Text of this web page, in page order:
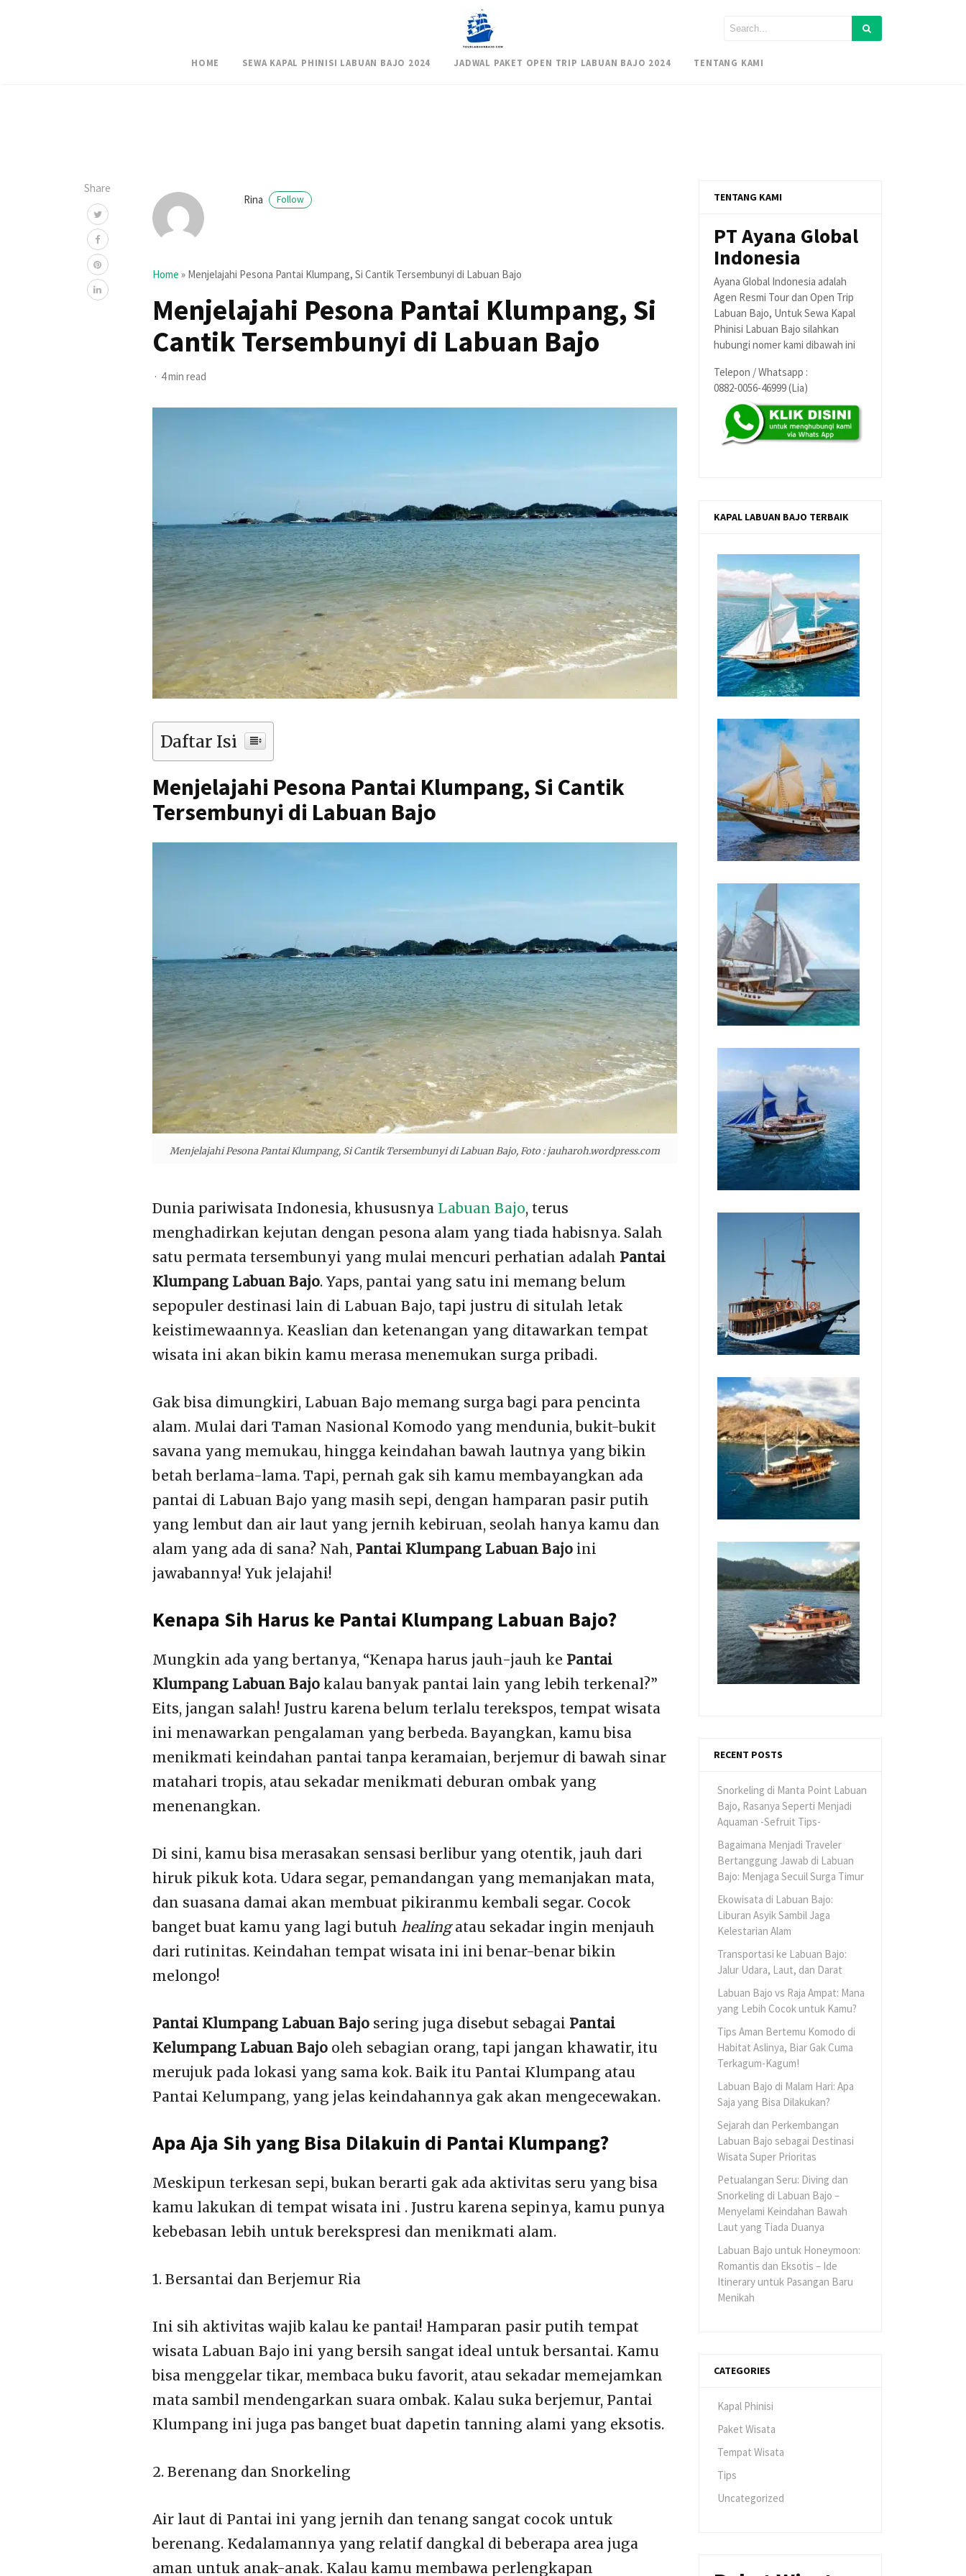
HOME SEWA KAPAL PHINISI LABUAN BAJO 2024 JADWAL PAKET OPEN TRIP LABUAN BAJO 2024 TENTANG KAMI
Share
Rina
Follow
Home » Menjelajahi Pesona Pantai Klumpang, Si Cantik Tersembunyi di Labuan Bajo
Menjelajahi Pesona Pantai Klumpang, Si
Cantik Tersembunyi di Labuan Bajo
4 min read
Daftar Isi
Menjelajahi Pesona Pantai Klumpang, Si Cantik
Tersembunyi di Labuan Bajo
Menjelajahi Pesona Pantai Klumpang, Si Cantik Tersembunyi di Labuan Bajo, Foto : jauharoh.wordpress.com
Dunia pariwisata Indonesia, khususnya Labuan Bajo, terus
menghadirkan kejutan dengan pesona alam yang tiada habisnya. Salah
satu permata tersembunyi yang mulai mencuri perhatian adalah Pantai
Klumpang Labuan Bajo. Yaps, pantai yang satu ini memang belum
sepopuler destinasi lain di Labuan Bajo, tapi justru di situlah letak
keistimewaannya. Keaslian dan ketenangan yang ditawarkan tempat
wisata ini akan bikin kamu merasa menemukan surga pribadi.
Gak bisa dimungkiri, Labuan Bajo memang surga bagi para pencinta
alam. Mulai dari Taman Nasional Komodo yang mendunia, bukit-bukit
savana yang memukau, hingga keindahan bawah lautnya yang bikin
betah berlama-lama. Tapi, pernah gak sih kamu membayangkan ada
pantai di Labuan Bajo yang masih sepi, dengan hamparan pasir putih
yang lembut dan air laut yang jernih kebiruan, seolah hanya kamu dan
alam yang ada di sana? Nah, Pantai Klumpang Labuan Bajo ini
jawabannya! Yuk jelajahi!
Kenapa Sih Harus ke Pantai Klumpang Labuan Bajo?
Mungkin ada yang bertanya, “Kenapa harus jauh-jauh ke Pantai
Klumpang Labuan Bajo kalau banyak pantai lain yang lebih terkenal?”
Eits, jangan salah! Justru karena belum terlalu terekspos, tempat wisata
ini menawarkan pengalaman yang berbeda. Bayangkan, kamu bisa
menikmati keindahan pantai tanpa keramaian, berjemur di bawah sinar
matahari tropis, atau sekadar menikmati deburan ombak yang
menenangkan.
Di sini, kamu bisa merasakan sensasi berlibur yang otentik, jauh dari
hiruk pikuk kota. Udara segar, pemandangan yang memanjakan mata,
dan suasana damai akan membuat pikiranmu kembali segar. Cocok
banget buat kamu yang lagi butuh healingatau sekadar ingin menjauh
dari rutinitas. Keindahan tempat wisata ini ini benar-benar bikin
melongo!
Pantai Klumpang Labuan Bajo sering juga disebut sebagai Pantai
Kelumpang Labuan Bajo oleh sebagian orang, tapi jangan khawatir, itu
merujuk pada lokasi yang sama kok. Baik itu Pantai Klumpang atau
Pantai Kelumpang, yang jelas keindahannya gak akan mengecewakan.
Apa Aja Sih yang Bisa Dilakuin di Pantai Klumpang?
Meskipun terkesan sepi, bukan berarti gak ada aktivitas seru yang bisa
kamu lakukan di tempat wisata ini . Justru karena sepinya, kamu punya
kebebasan lebih untuk berekspresi dan menikmati alam.
1. Bersantai dan Berjemur Ria
Ini sih aktivitas wajib kalau ke pantai! Hamparan pasir putih tempat
wisata Labuan Bajo ini yang bersih sangat ideal untuk bersantai. Kamu
bisa menggelar tikar, membaca buku favorit, atau sekadar memejamkan
mata sambil mendengarkan suara ombak. Kalau suka berjemur, Pantai
Klumpang ini juga pas banget buat dapetin tanning alami yang eksotis.
2. Berenang dan Snorkeling
Air laut di Pantai ini yang jernih dan tenang sangat cocok untuk
berenang. Kedalamannya yang relatif dangkal di beberapa area juga
aman untuk anak-anak. Kalau kamu membawa perlengkapan
TENTANG KAMI
PT Ayana Global
Indonesia
Ayana Global Indonesia adalah
Agen Resmi Tour dan Open Trip
Labuan Bajo, Untuk Sewa Kapal
Phinisi Labuan Bajo silahkan
hubungi nomer kami dibawah ini
Telepon / Whatsapp :
0882-0056-46999 (Lia)
KAPAL LABUAN BAJO TERBAIK
RECENT POSTS
Snorkeling di Manta Point Labuan
Bajo, Rasanya Seperti Menjadi
Aquaman -Sefruit Tips-
Bagaimana Menjadi Traveler
Bertanggung Jawab di Labuan
Bajo: Menjaga Secuil Surga Timur
Ekowisata di Labuan Bajo:
Liburan Asyik Sambil Jaga
Kelestarian Alam
Transportasi ke Labuan Bajo:
Jalur Udara, Laut, dan Darat
Labuan Bajo vs Raja Ampat: Mana
yang Lebih Cocok untuk Kamu?
Tips Aman Bertemu Komodo di
Habitat Aslinya, Biar Gak Cuma
Terkagum-Kagum!
Labuan Bajo di Malam Hari: Apa
Saja yang Bisa Dilakukan?
Sejarah dan Perkembangan
Labuan Bajo sebagai Destinasi
Wisata Super Prioritas
Petualangan Seru: Diving dan
Snorkeling di Labuan Bajo –
Menyelami Keindahan Bawah
Laut yang Tiada Duanya
Labuan Bajo untuk Honeymoon:
Romantis dan Eksotis – Ide
Itinerary untuk Pasangan Baru
Menikah
CATEGORIES
Kapal Phinisi
Paket Wisata
Tempat Wisata
Tips
Uncategorized